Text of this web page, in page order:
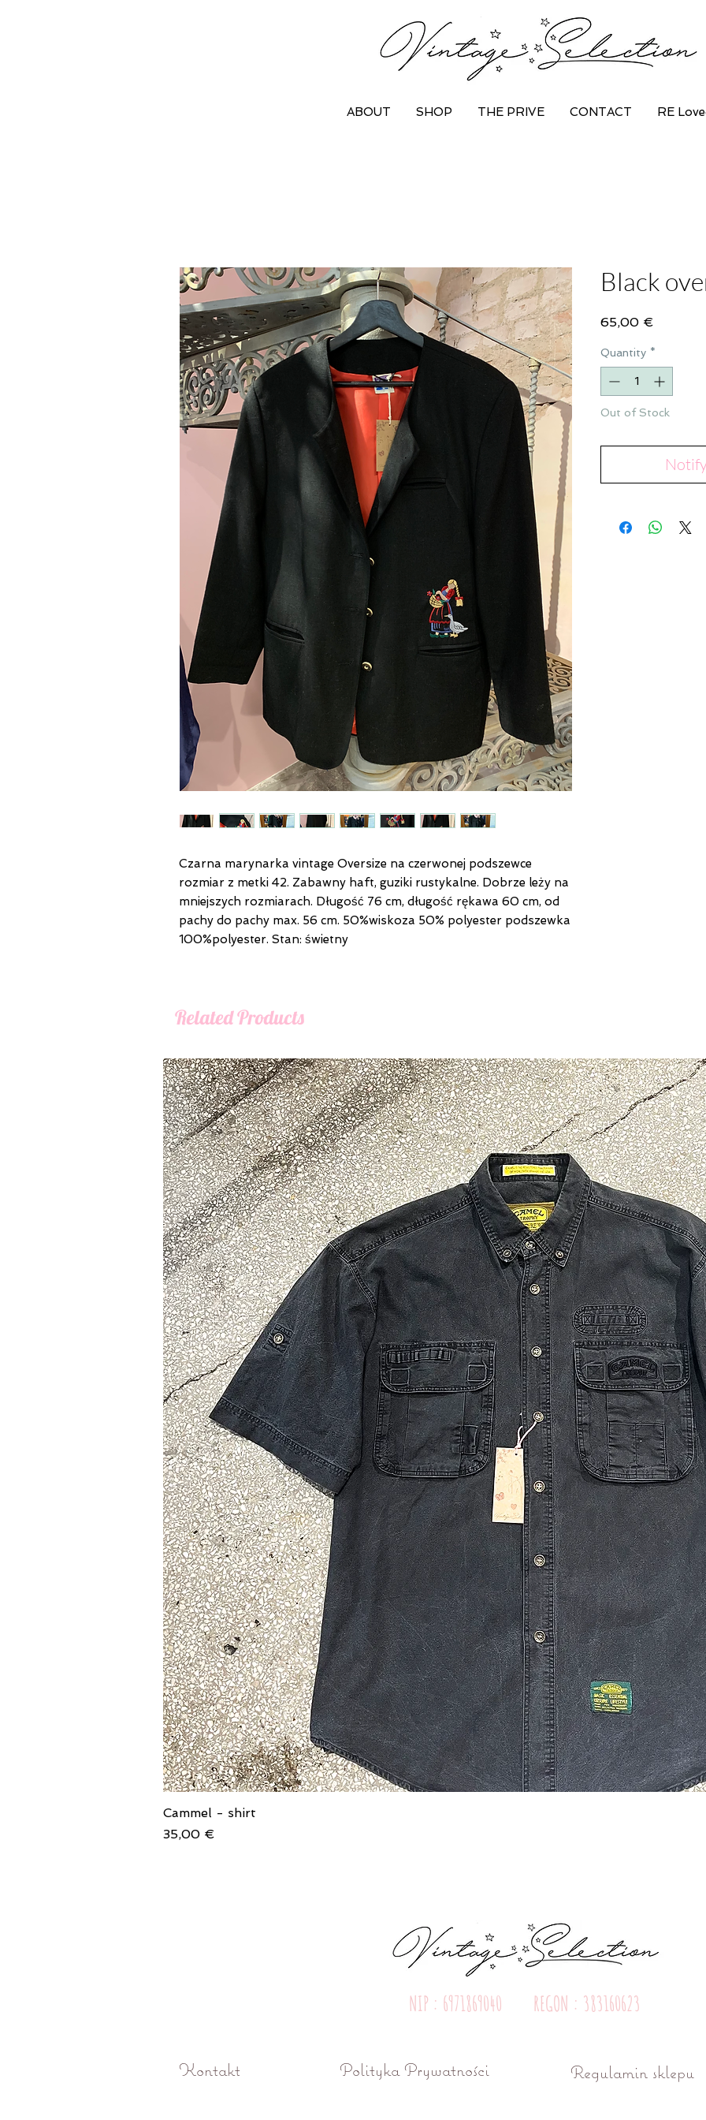
ABOUT SHOP THE PRIVE CONTACT RE
Czarna marynarka vintage Oversize na czerwonej podszewce
rozmiar z metki 42. Zabawny haft, guziki rustykalne. Dobrze leży na
mniejszych rozmiarach. Długość 76 cm, długość rękawa 60 cm, od
pachy do pachy max. 56 cm. 50%wiskoza 50% polyester podszewka
100%polyester. Stan: świetny
Black
65,00 €
Quantity *
Out of Stock
Related Products
Cammel - shirt
Price
35,00 €
NIP : 6971869040 REGON : 383160623
O! Rokoko studio fotograficzne Poznań ul. Różana 15
Kontakt Polityka Prywatności Regulamin sklepu